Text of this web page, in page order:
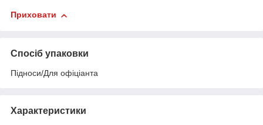
Приховати
Спосіб упаковки
Підноси/Для офіціанта
Характеристики